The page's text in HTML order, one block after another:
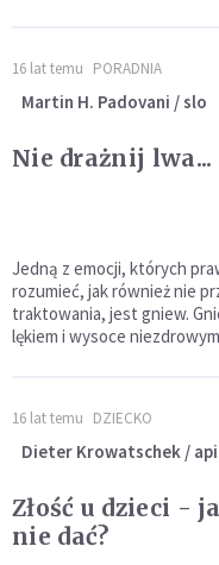
16 lat temu PORADNIA
Martin H. Padovani / slo
Nie drażnij lwa...
Jedną z emocji, których
rozumieć, jak również nie
traktowania, jest gniew.
lękiem i wysoce
16 lat temu DZIECKO
Dieter Krowatschek /
Złość u dzieci -
nie dać?